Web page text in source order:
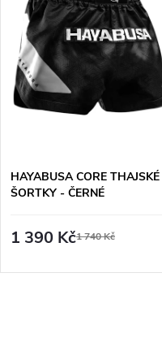
HAYABUSA CORE THAJSKÉ
ŠORTKY - ČERNÉ
1 390 Kč1 740 Kč